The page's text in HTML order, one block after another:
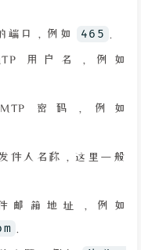
端口，例如 465
用户名，例如
密码，例如
件人名称，这里一般
邮箱地址，例如